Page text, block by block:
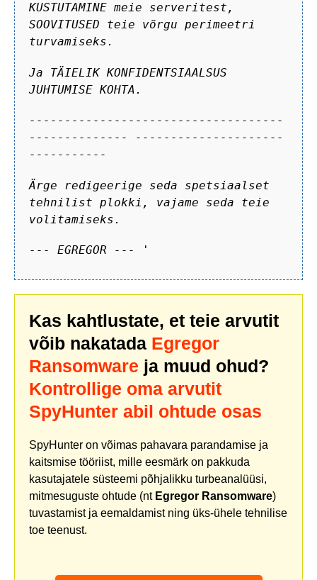
KUSTUTAMINE meie serveritest,
SOOVITUSED teie võrgu perimeetri
turvamiseks.
Ja TÄIELIK KONFIDENTSIAALSUS
JUHTUMISE KOHTA.
------------------------------------
-------------- ---------------------
-----------
Ärge redigeerige seda spetsiaalset
tehnilist plokki, vajame seda teie
volitamiseks.
--- EGREGOR --- '
Kas kahtlustate, et teie arvutit
võib nakatada Egregor
Ransomware ja muud ohud?
Kontrollige oma arvutit
SpyHunter abil ohtude osas
SpyHunter on võimas pahavara parandamise ja
kaitsmise tööriist, mille eesmärk on pakkuda
kasutajatele süsteemi põhjalikku turbeanalüüsi,
mitmesuguste ohtude (nt Egregor Ransomware)
tuvastamist ja eemaldamist ning üks-ühele tehnilise
toe teenust.